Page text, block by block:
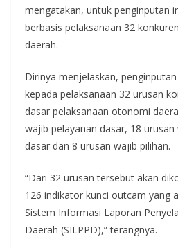
mengatakan, untuk penginputan
berbasis pelaksanaan 32
daerah.
Dirinya menjelaskan,
kepada pelaksanaan 32 urusan
dasar pelaksanaan otonomi
wajib pelayanan dasar, 18
dasar dan 8 urusan wajib pilihan.
“Dari 32 urusan tersebut akan
126 indikator kunci outcam yang
Sistem Informasi Laporan
Daerah (SILPPD),” terangnya.